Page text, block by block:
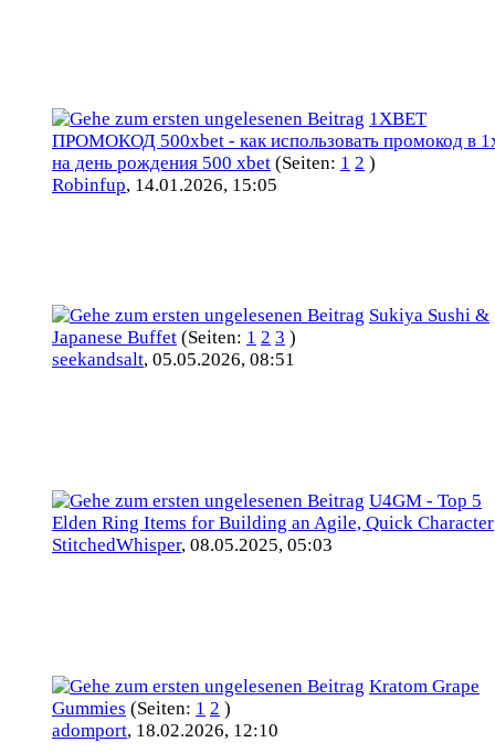
1XBET
ПРОМОКОД 500xbet - как использовать промокод в
на день рождения 500 xbet (Seiten: 1 2 )
Robinfup, 14.01.2026, 15:05
Sukiya Sushi &
Japanese Buffet (Seiten: 1 2 3 )
seekandsalt, 05.05.2026, 08:51
U4GM - Top 5
Elden Ring Items for Building an Agile, Quick Character
StitchedWhisper, 08.05.2025, 05:03
Kratom Grape
Gummies (Seiten: 1 2 )
adomport, 18.02.2026, 12:10